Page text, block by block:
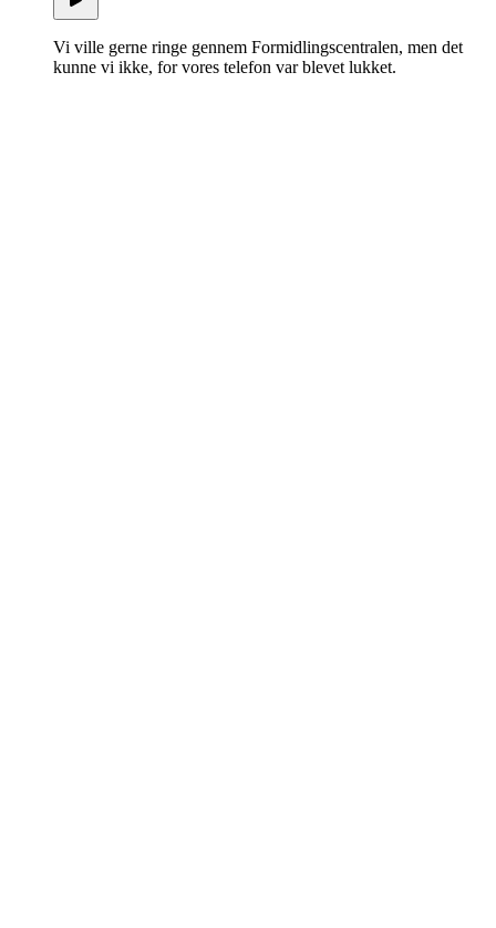
Vi ville gerne ringe gennem Formidlingscentralen, men det
kunne vi ikke, for vores telefon var blevet lukket.